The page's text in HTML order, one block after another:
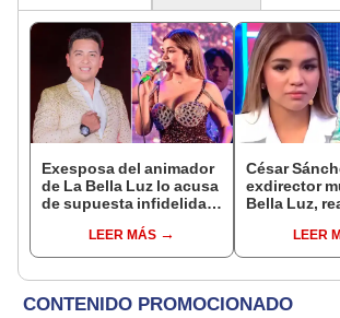
Exesposa del animador
de La Bella Luz lo acusa
de supuesta infidelidad
expone chats
LEER MÁS
César
exdirector
Bella Luz,
Saldaña
pedido:
LEER